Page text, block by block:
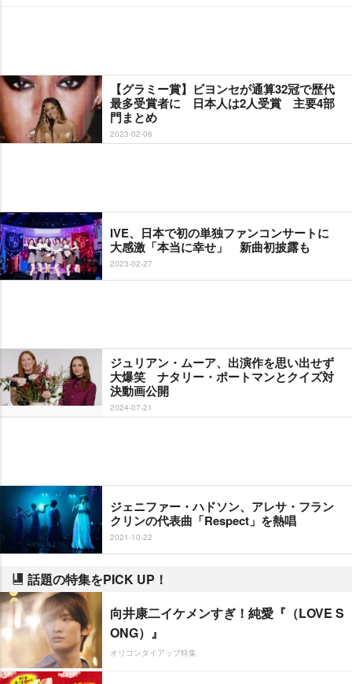
【グラミー賞】ビヨンセが通算32冠で歴代
最多受賞者に 日本人は2人受賞 主要4部
門まとめ
2023-02-06
IVE、日本で初の単独ファンコンサートに
大感激「本当に幸せ」 新曲初披露も
2023-02-27
ジュリアン・ムーア、出演作を思い出せず
大爆笑 ナタリー・ポートマンとクイズ対
決動画公開
2024-07-21
ジェニファー・ハドソン、アレサ・フラン
クリンの代表曲「Respect」を熱唱
2021-10-22
話題の特集をPICK UP！
向井康二イケメンすぎ！純愛『（LOVE S
ONG）』
オリコンタイアップ特集